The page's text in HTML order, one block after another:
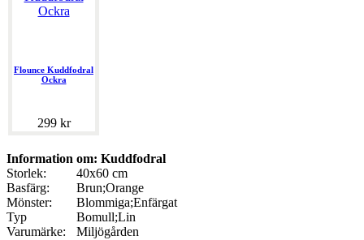
Flounce Kuddfodral
Ockra
299 kr
Information om: Kuddfodral
Storlek:
40x60 cm
Basfärg:
Brun;Orange
Mönster:
Blommiga;Enfärgat
Typ
Bomull;Lin
Varumärke:
Miljögården